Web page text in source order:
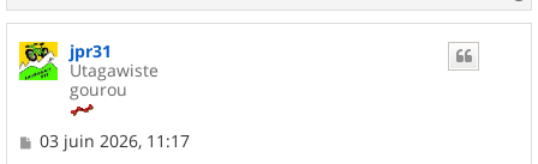
a
u
jpr31
Utagawiste
gourou
M
03 juin 2026, 11:17